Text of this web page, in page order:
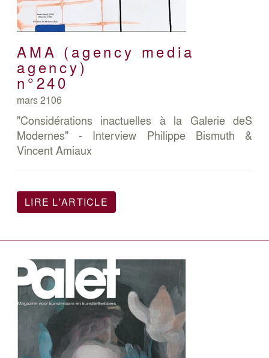
AMA (agency media
agency)
n°240
mars 2106
"Considérations inactuelles à la Galerie deS
Modernes" - Interview Philippe Bismuth &
Vincent Amiaux
LIRE L'ARTICLE